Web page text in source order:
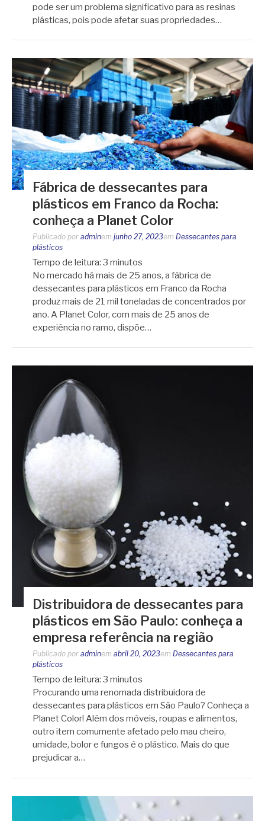
pode ser um problema significativo para as resinas
plásticas, pois pode afetar suas propriedades…
Fábrica de dessecantes para
plásticos em Franco da Rocha:
conheça a Planet Color
Publicado por adminem junho 27, 2023em Dessecantes para
plásticos
Tempo de leitura: 3 minutos
No mercado há mais de 25 anos, a fábrica de
dessecantes para plásticos em Franco da Rocha
produz mais de 21 mil toneladas de concentrados por
ano. A Planet Color, com mais de 25 anos de
experiência no ramo, dispõe…
Distribuidora de dessecantes para
plásticos em São Paulo: conheça a
empresa referência na região
Publicado por adminem abril 20, 2023em Dessecantes para
plásticos
Tempo de leitura: 3 minutos
Procurando uma renomada distribuidora de
dessecantes para plásticos em São Paulo? Conheça a
Planet Color! Além dos móveis, roupas e alimentos,
outro item comumente afetado pelo mau cheiro,
umidade, bolor e fungos é o plástico. Mais do que
prejudicar a…